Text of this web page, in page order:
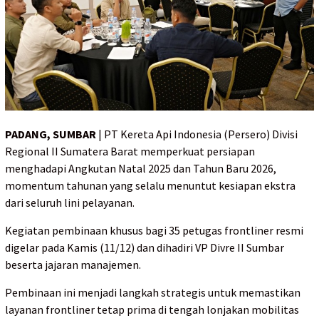
PADANG, SUMBAR | PT Kereta Api Indonesia (Persero) Divisi
Regional II Sumatera Barat memperkuat persiapan
menghadapi Angkutan Natal 2025 dan Tahun Baru 2026,
momentum tahunan yang selalu menuntut kesiapan ekstra
dari seluruh lini pelayanan.
Kegiatan pembinaan khusus bagi 35 petugas frontliner resmi
digelar pada Kamis (11/12) dan dihadiri VP Divre II Sumbar
beserta jajaran manajemen.
Pembinaan ini menjadi langkah strategis untuk memastikan
layanan frontliner tetap prima di tengah lonjakan mobilitas